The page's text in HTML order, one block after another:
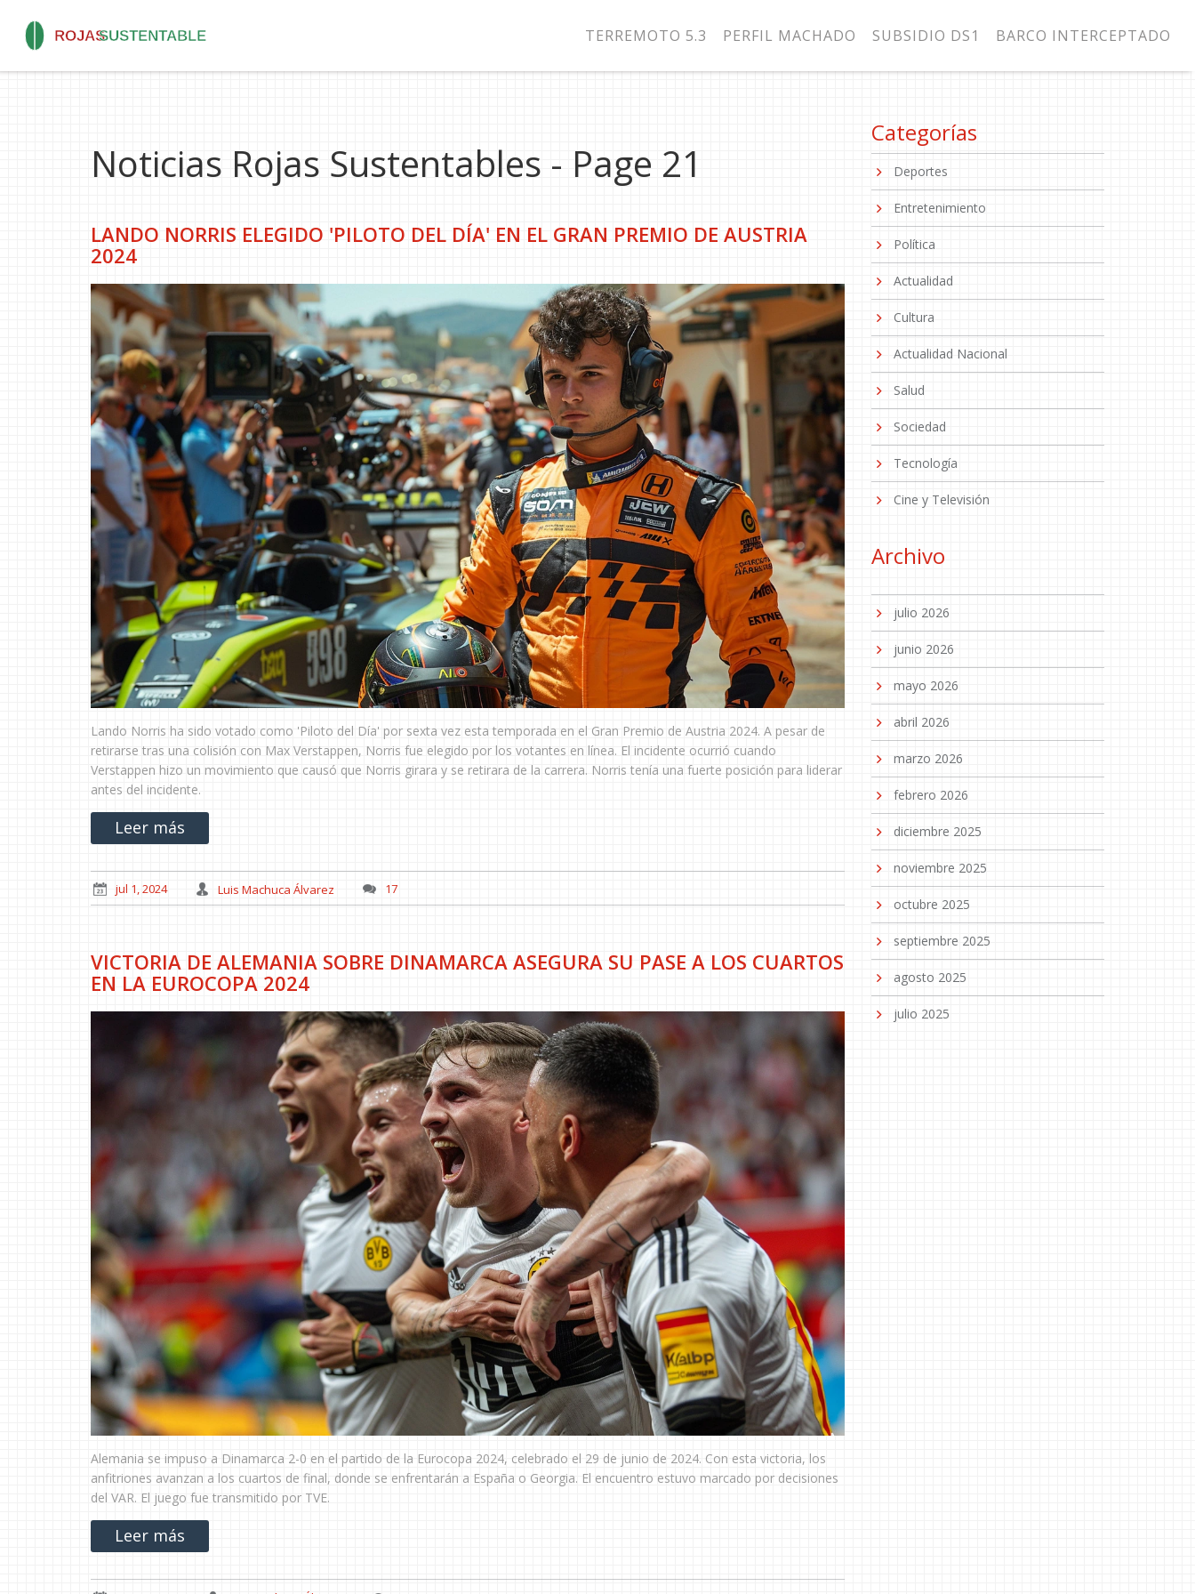
TERREMOTO 5.3 PERFIL MACHADO SUBSIDIO DS1 BARCO INTERCEPTADO
Noticias Rojas Sustentables - Page 21
LANDO NORRIS ELEGIDO 'PILOTO DEL DÍA' EN EL GRAN PREMIO DE AUSTRIA
2024
Lando Norris ha sido votado como 'Piloto del Día' por sexta vez esta temporada en el Gran Premio de Austria 2024. A pesar de
retirarse tras una colisión con Max Verstappen, Norris fue elegido por los votantes en línea. El incidente ocurrió cuando
Verstappen hizo un movimiento que causó que Norris girara y se retirara de la carrera. Norris tenía una fuerte posición para liderar
antes del incidente.
Leer más
jul 1, 2024 Luis Machuca Álvarez 17
VICTORIA DE ALEMANIA SOBRE DINAMARCA ASEGURA SU PASE A LOS CUARTOS
EN LA EUROCOPA 2024
Alemania se impuso a Dinamarca 2-0 en el partido de la Eurocopa 2024, celebrado el 29 de junio de 2024. Con esta victoria, los
anfitriones avanzan a los cuartos de final, donde se enfrentarán a España o Georgia. El encuentro estuvo marcado por decisiones
del VAR. El juego fue transmitido por TVE.
Leer más
Categorías
Deportes
Entretenimiento
Política
Actualidad
Cultura
Actualidad Nacional
Salud
Sociedad
Tecnología
Cine y Televisión
Archivo
julio 2026
junio 2026
mayo 2026
abril 2026
marzo 2026
febrero 2026
diciembre 2025
noviembre 2025
octubre 2025
septiembre 2025
agosto 2025
julio 2025